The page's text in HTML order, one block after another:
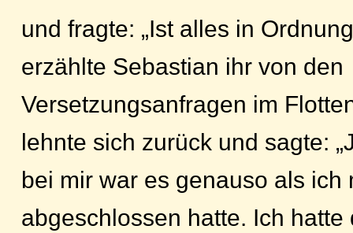
und fragte: „Ist alles in
erzählte Sebastian ihr von den
Versetzungsanfragen im
lehnte sich zurück und sagte:
bei mir war es genauso als ich
abgeschlossen hatte. Ich hatte